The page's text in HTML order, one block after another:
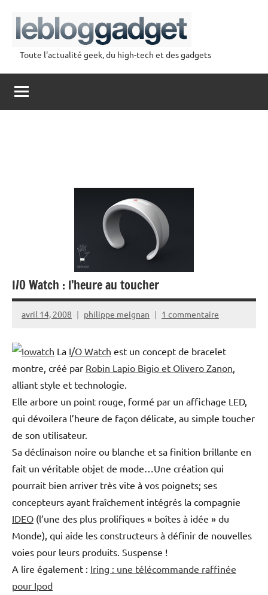
contenu
lebloggadget
Toute l'actualité geek, du high-tech et des gadgets
I/O Watch : l’heure au toucher
avril 14, 2008 philippe meignan 1 commentaire
La I/O Watch est un concept de bracelet
montre, créé par Robin Lapio Bigio et Olivero Zanon
alliant style et technologie.
Elle arbore un point rouge, formé par un affichage LED,
qui dévoilera l’heure de façon délicate, au simple toucher
de son utilisateur.
Sa déclinaison noire ou blanche et sa finition brillante en
fait un véritable objet de mode…Une création qui
pourrait bien arriver très vite à vos poignets; ses
concepteurs ayant fraîchement intégrés la compagnie
IDEO (l’une des plus prolifiques « boîtes à idée » du
Monde), qui aide les constructeurs à définir de nouvelles
voies pour leurs produits. Suspense !
A lire également : Iring : une télécommande raffinée
pour Ipod